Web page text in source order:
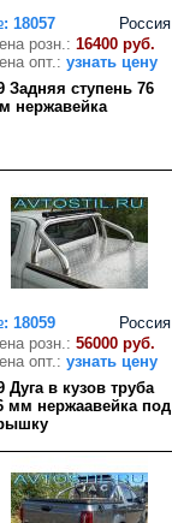
Россия
18057
розн.: 16400 руб.
опт.: узнать цену
Задняя ступень 76
нержавейка
Россия
18059
розн.: 56000 руб.
опт.: узнать цену
Дуга в кузов труба
мм нержаавейка под